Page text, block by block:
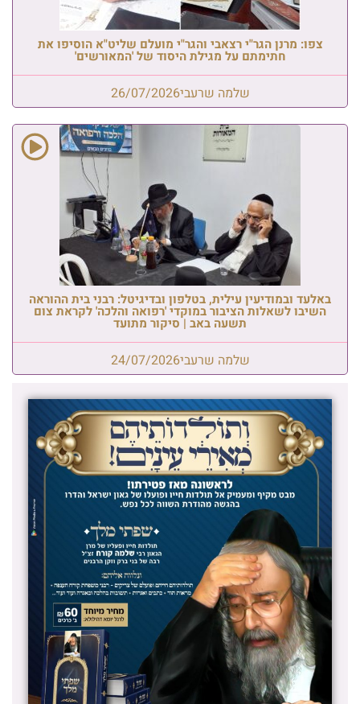
צפו: מרנן הגר"י רצאבי והגר"י מועלם שליט"א הוסיפו את
חתימתם על מגילת היסוד של 'המאורשים'
שלמה שרעבי26/07/2026
באלעד ובמודיעין עילית, בטלפון ובדיגיטל: רבני בית ההוראה
השיבו לשאלות הציבור במוקדי 'רפואה והלכה' לקראת צום
תשעה באב | סיקור מתועד
שלמה שרעבי24/07/2026